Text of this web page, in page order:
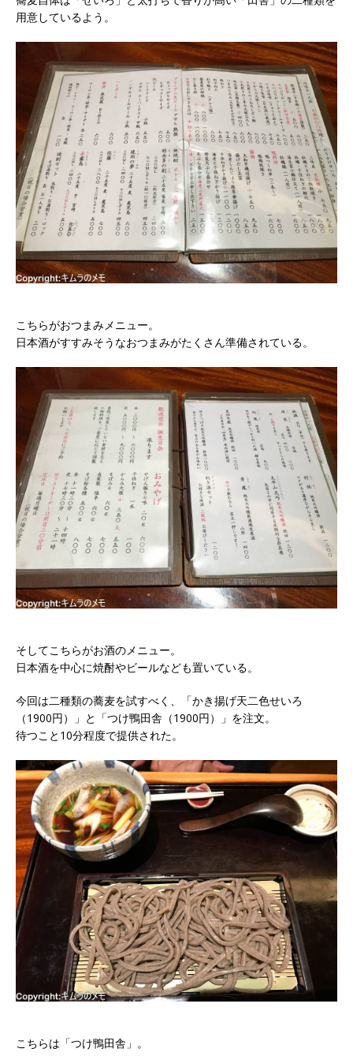
用意しているよう。
こちらがおつまみメニュー。
日本酒がすすみそうなおつまみがたくさん準備されている。
そしてこちらがお酒のメニュー。
日本酒を中心に焼酎やビールなども置いている。
今回は二種類の蕎麦を試すべく、「かき揚げ天二色せいろ
（1900円）」と「つけ鴨田舎（1900円）」を注文。
待つこと10分程度で提供された。
こちらは「つけ鴨田舎」。